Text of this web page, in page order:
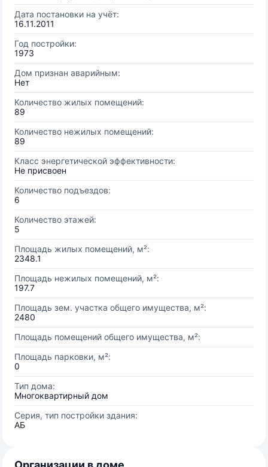
Дата постановки на учёт:
16.11.2011
Год постройки:
1973
Дом признан аварийным:
Нет
Количество жилых помещений:
89
Количество нежилых помещений:
89
Класс энергетической эффективности:
Не присвоен
Количество подъездов:
6
Количество этажей:
5
Площадь жилых помещений, м²:
2348.1
Площадь нежилых помещений, м²:
197.7
Площадь зем. участка общего имущества, м²:
2480
Площадь помещений общего имущества, м²:
Площадь парковки, м²:
0
Тип дома:
Многоквартирный дом
Серия, тип постройки здания:
АБ